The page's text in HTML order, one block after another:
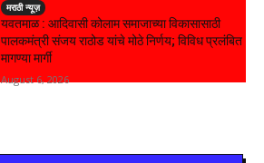
मराठी न्यूज़
यवतमाळ : आदिवासी कोलाम समाजाच्या विकासासाठी
पालकमंत्री संजय राठोड यांचे मोठे निर्णय; विविध प्रलंबित
मागण्या मार्गी
August 6, 2026